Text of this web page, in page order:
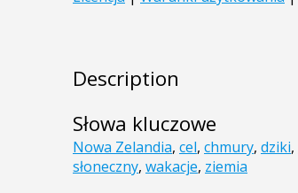
Description
Słowa kluczowe
Nowa Zelandia, cel, chmury, dziki,
słoneczny, wakacje, ziemia